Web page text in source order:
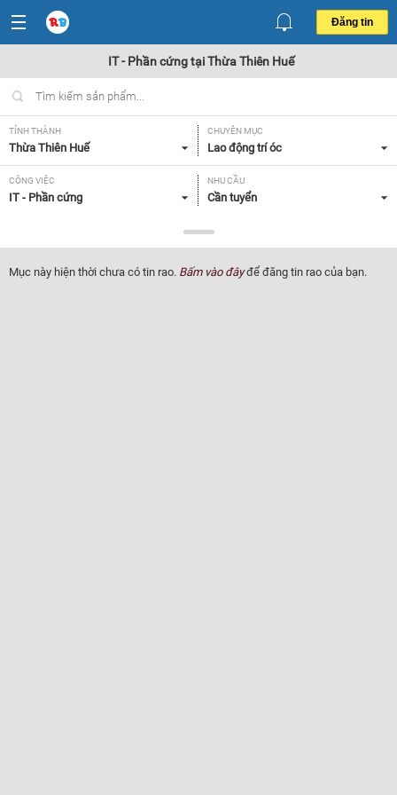
Đăng tin
IT - Phần cứng tại Thừa Thiên Huế
TỈNH THÀNH
Thừa Thiên Huế
CHUYÊN MỤC
Lao động trí óc
CÔNG VIỆC
IT - Phần cứng
NHU CẦU
Cần tuyển
Tất cả
Mục này hiện thời chưa có tin rao. Bấm vào đâyđể đăng tin rao của bạn.